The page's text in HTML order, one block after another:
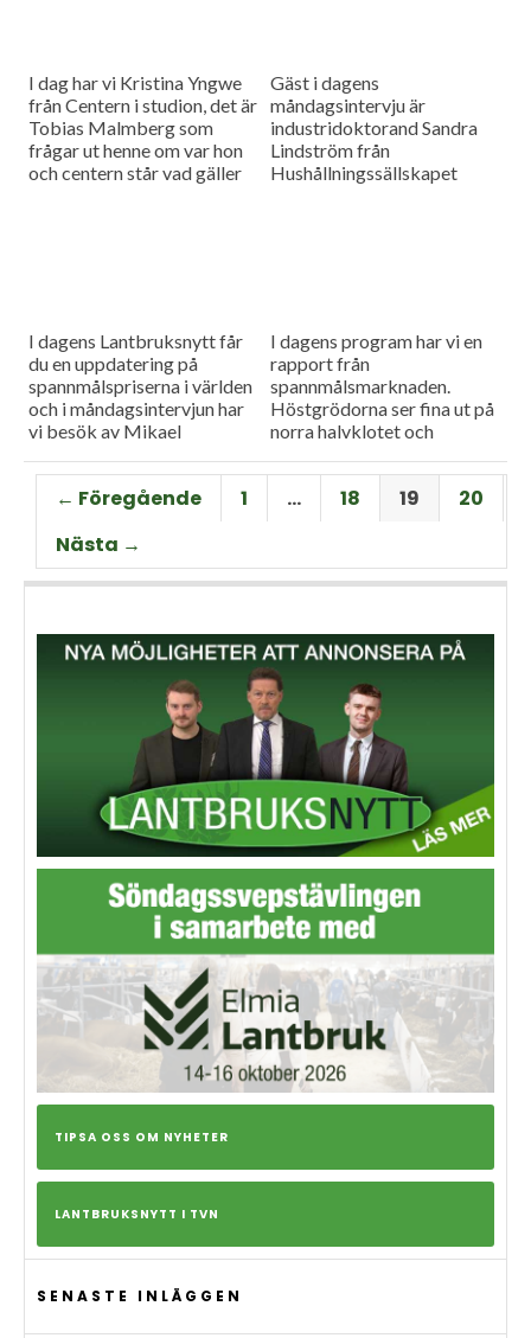
I dag har vi Kristina Yngwe
från Centern i studion, det är
Tobias Malmberg som
frågar ut henne om var hon
och centern står vad gäller
Gäst i dagens
måndagsintervju är
industridoktorand Sandra
Lindström från
Hushållningssällskapet
I dagens Lantbruksnytt får
du en uppdatering på
spannmålspriserna i världen
och i måndagsintervjun har
vi besök av Mikael
Lantmännen.
I dagens program har vi en
rapport från
spannmålsmarknaden.
Höstgrödorna ser fina ut på
norra halvklotet och
Gäst i vår måndagsintervju
är Torbjörn Lithell från HK
Scan som berättar om
slakteribranchens
utmaningar framöver.
← Föregående 1 … 18 19
20
Nästa →
TIPSA OSS OM NYHETER
LANTBRUKSNYTT I TVN
SENASTE INLÄGGEN